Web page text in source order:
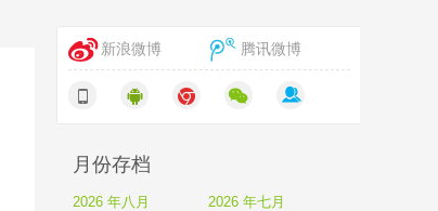
新浪微博 腾讯微博
月份存档
2026 年八月
2026 年七月